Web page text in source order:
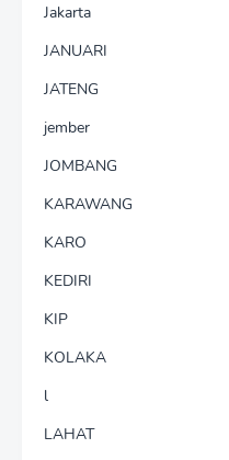
Jakarta
JANUARI
JATENG
jember
JOMBANG
KARAWANG
KARO
KEDIRI
KIP
KOLAKA
l
LAHAT